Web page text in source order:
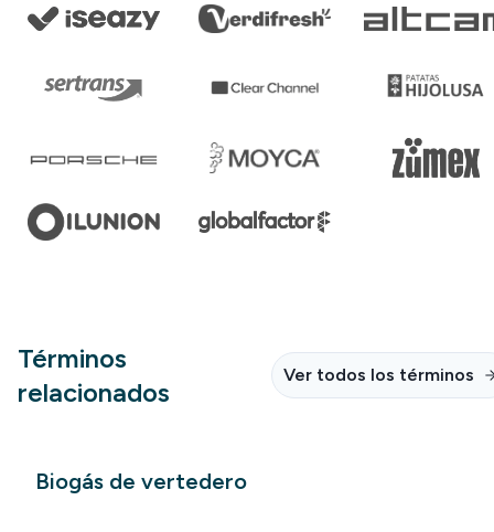
Términos
relacionados
Ver todos los términos
Biogás de vertedero